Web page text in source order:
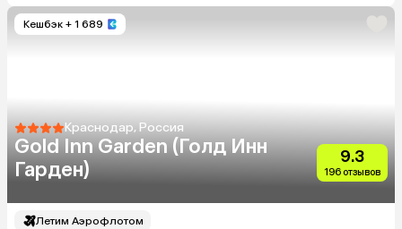
Кешбэк + 1 689
Краснодар, Россия
Gold Inn Garden (Голд Инн
Гарден)
9.3
196 отзывов
Летим Аэрофлотом